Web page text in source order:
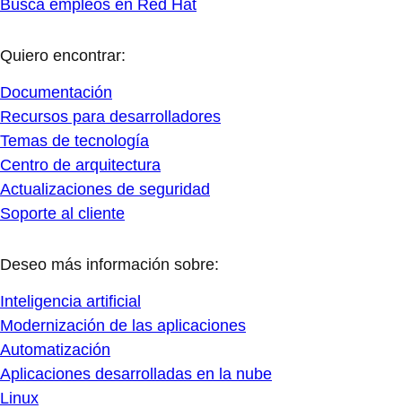
Busca empleos en Red Hat
Quiero encontrar:
Documentación
Recursos para desarrolladores
Temas de tecnología
Centro de arquitectura
Actualizaciones de seguridad
Soporte al cliente
Deseo más información sobre:
Inteligencia artificial
Modernización de las aplicaciones
Automatización
Aplicaciones desarrolladas en la nube
Linux